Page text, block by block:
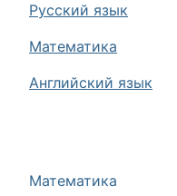
Математика
Русский язык
Математика
Английский язык